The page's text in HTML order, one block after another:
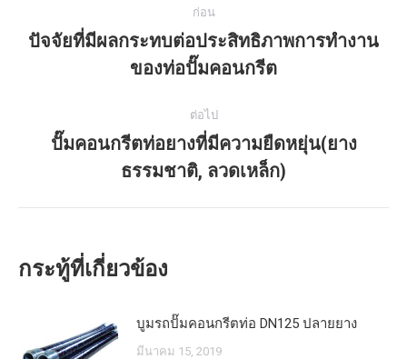
และ
รวดเร็ว
โพสต์
ก่อน
โพสต์
ก่อน
ปัจจัยที่มีผลกระทบต่อประสิทธิภาพการทำงาน
ของท่อปั๊มคอนกรีต
ต่อไป
โพสต์
ถัด
ไป:
ปั๊มคอนกรีตท่อยางที่มีความยืดหยุ่น(ยาง
ธรรมชาติ, ลวดเหล็ก)
กระทู้ที่เกี่ยวข้อง
บูมรถปั๊มคอนกรีตท่อ DN125 ปลายยาง
มีนาคม 15, 2019